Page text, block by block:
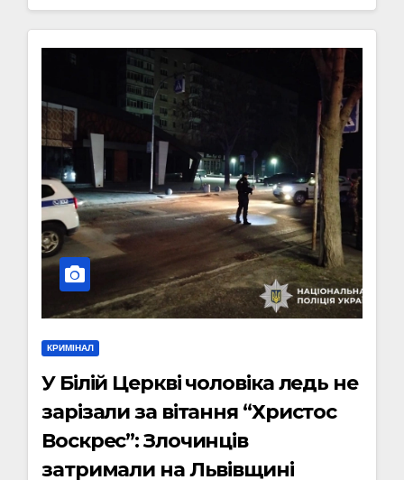
КРИМІНАЛ
У Білій Церкві чоловіка ледь не
зарізали за вітання “Христос
Воскрес”: Злочинців
затримали на Львівщині